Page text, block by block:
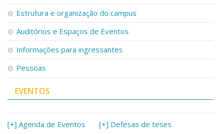
Estrutura e organização do campus
Auditórios e Espaços de Eventos
Informações para ingressantes
Pessoas
EVENTOS
[+] Agenda de Eventos [+] Defesas de teses